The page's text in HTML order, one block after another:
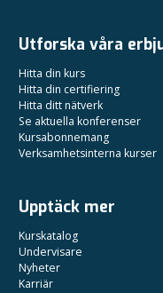
Utforska våra
Hitta din kurs
Hitta din certifiering
Hitta ditt nätverk
Se aktuella konferenser
Kursabonnemang
Verksamhetsinterna kurser
Upptäck mer
Kurskatalog
Undervisare
Nyheter
Karriär